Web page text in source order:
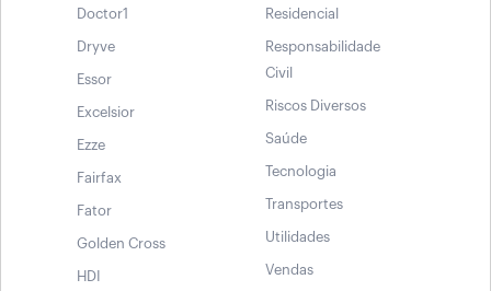
Doctor1
Dryve
Essor
Excelsior
Ezze
Fairfax
Fator
Golden Cross
HDI
Residencial
Responsabilidade
Civil
Riscos Diversos
Saúde
Tecnologia
Transportes
Utilidades
Vendas